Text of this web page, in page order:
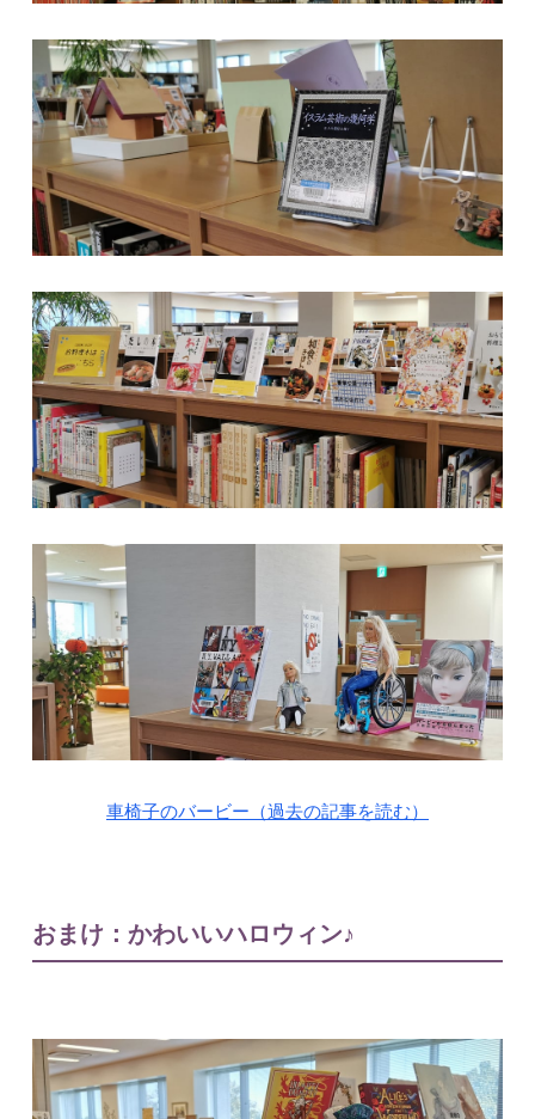
車椅子のバービー（過去の記事を読む）
おまけ：かわいいハロウィン♪